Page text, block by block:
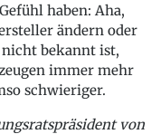
haben: Aha,
ändern oder
nicht bekannt ist,
immer mehr
schwieriger.
von